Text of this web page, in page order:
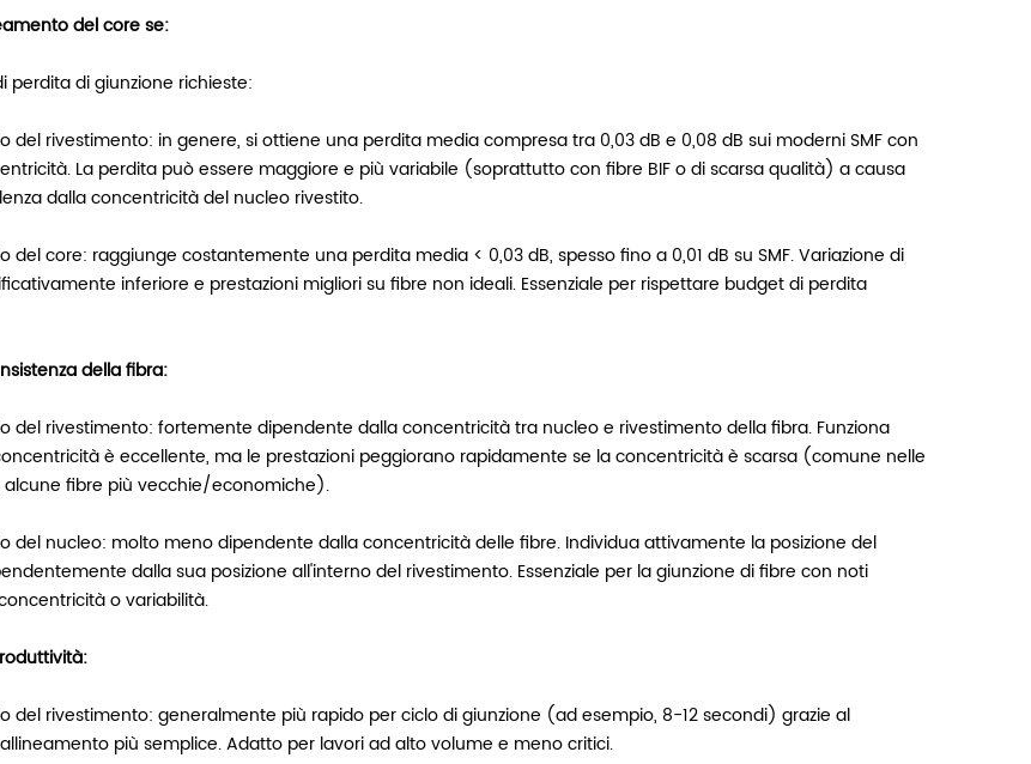
del core se:
perdita di giunzione richieste:
del rivestimento: in genere, si ottiene una perdita media compresa tra 0,03 dB e 0,08 dB sui moderni SMF con
La perdita può essere maggiore e più variabile (soprattutto con fibre BIF o di scarsa qualità) a causa
dalla concentricità del nucleo rivestito.
del core: raggiunge costantemente una perdita media < 0,03 dB, spesso fino a 0,01 dB su SMF. Variazione di
inferiore e prestazioni migliori su fibre non ideali. Essenziale per rispettare budget di perdita
della fibra:
del rivestimento: fortemente dipendente dalla concentricità tra nucleo e rivestimento della fibra. Funziona
è eccellente, ma le prestazioni peggiorano rapidamente se la concentricità è scarsa (comune nelle
alcune fibre più vecchie/economiche).
del nucleo: molto meno dipendente dalla concentricità delle fibre. Individua attivamente la posizione del
dalla sua posizione all'interno del rivestimento. Essenziale per la giunzione di fibre con noti
o variabilità.
del rivestimento: generalmente più rapido per ciclo di giunzione (ad esempio, 8-12 secondi) grazie al
più semplice. Adatto per lavori ad alto volume e meno critici.